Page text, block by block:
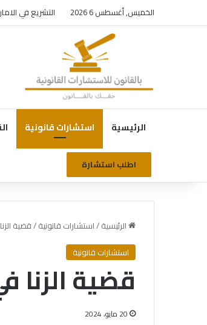
الخميس, أغسطس 6 2026 التشريع في
الرئيسية استشارات قانونية
اطلب استشارة
الرئيسية/استشارات قانونية/قضية
استشارات قانونية
قضية الزنا
20 مايو، 2024